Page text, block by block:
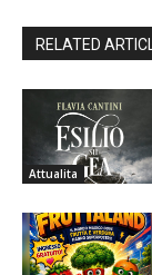
RELATED
Attualita